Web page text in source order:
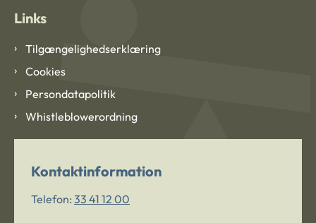
Links
Tilgængelighedserklæring
Cookies
Persondatapolitik
Whistleblowerordning
Kontaktinformation
Telefon: 33 41 12 00